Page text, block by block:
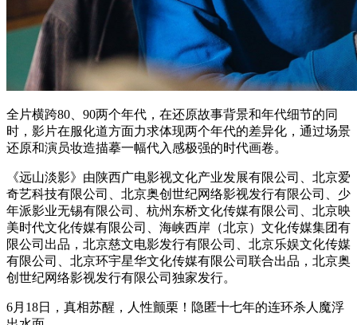
全片横跨80、90两个年代，在还原故事背景和年代细节的同
时，影片在服化道方面力求体现两个年代的差异化，通过场景
还原和演员妆造描摹一幅代入感极强的时代画卷。
《远山淡影》由陕西广电影视文化产业发展有限公司、北京爱
奇艺科技有限公司、北京奥创世纪网络影视发行有限公司、少
年派影业无锡有限公司、杭州东桥文化传媒有限公司、北京映
美时代文化传媒有限公司、海峡西岸（北京）文化传媒集团有
限公司出品，北京慈文电影发行有限公司、北京乐娱文化传媒
有限公司、北京环宇星华文化传媒有限公司联合出品，北京奥
创世纪网络影视发行有限公司独家发行。
6月18日，真相苏醒，人性颤栗！隐匿十七年的连环杀人魔浮